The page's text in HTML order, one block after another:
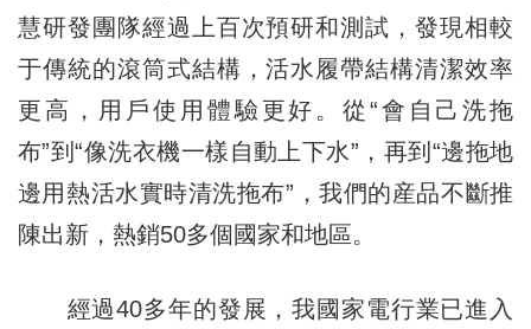
慧研發團隊經過上百次預研和測試，發現相較
于傳統的滾筒式結構，活水履帶結構清潔效率
更高，用戶使用體驗更好。從“會自己洗拖
布”到“像洗衣機一樣自動上下水”，再到“邊拖地
邊用熱活水實時清洗拖布”，我們的産品不斷推
陳出新，熱銷50多個國家和地區。
經過40多年的發展，我國家電行業已進入